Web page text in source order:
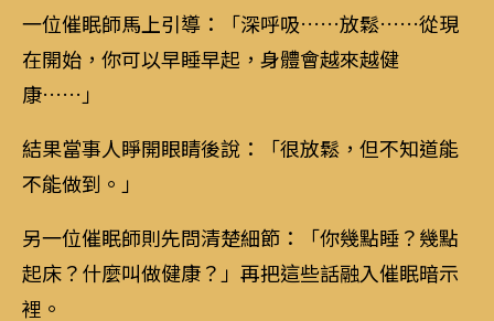
一位催眠師馬上引導：「深呼吸……放鬆……從現
在開始，你可以早睡早起，身體會越來越健
康……」
結果當事人睜開眼睛後說：「很放鬆，但不知道能
不能做到。」
另一位催眠師則先問清楚細節：「你幾點睡？幾點
起床？什麼叫做健康？」再把這些話融入催眠暗示
裡。